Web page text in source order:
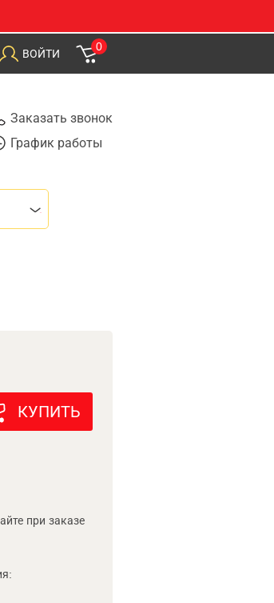
ВОЙТИ
0
Заказать звонок
График работы
КУПИТЬ
при заказе